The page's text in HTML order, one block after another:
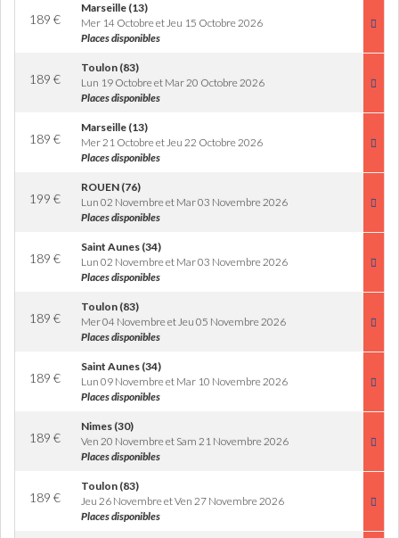
189 €
Marseille (13)
Mer 14 Octobre et Jeu 15 Octobre 2026
Places disponibles
189 €
Toulon (83)
Lun 19 Octobre et Mar 20 Octobre 2026
Places disponibles
189 €
Marseille (13)
Mer 21 Octobre et Jeu 22 Octobre 2026
Places disponibles
199 €
ROUEN (76)
Lun 02 Novembre et Mar 03 Novembre 2026
Places disponibles
189 €
Saint Aunes (34)
Lun 02 Novembre et Mar 03 Novembre 2026
Places disponibles
189 €
Toulon (83)
Mer 04 Novembre et Jeu 05 Novembre 2026
Places disponibles
189 €
Saint Aunes (34)
Lun 09 Novembre et Mar 10 Novembre 2026
Places disponibles
189 €
Nimes (30)
Ven 20 Novembre et Sam 21 Novembre 2026
Places disponibles
189 €
Toulon (83)
Jeu 26 Novembre et Ven 27 Novembre 2026
Places disponibles